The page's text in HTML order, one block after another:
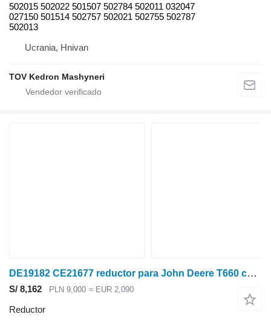
502015 502022 501507 502784 502011 032047
027150 501514 502757 502021 502755 502787
502013
Ucrania, Hnivan
TOV Kedron Mashyneri
DE19182 CE21677 reductor para John Deere T660 cosechadora de cereales
S/ 8,162 PLN 9,000 ≈ EUR 2,090
Reductor